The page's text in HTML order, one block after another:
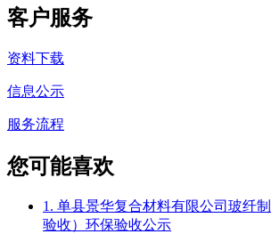
客户服务
资料下载
信息公示
服务流程
您可能喜欢
1. 单县景华复合材料有限公司玻纤
验收）环保验收公示